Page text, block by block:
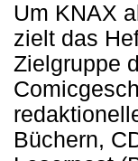
Um KNAX
zielt das
Zielgruppe
Büchern,